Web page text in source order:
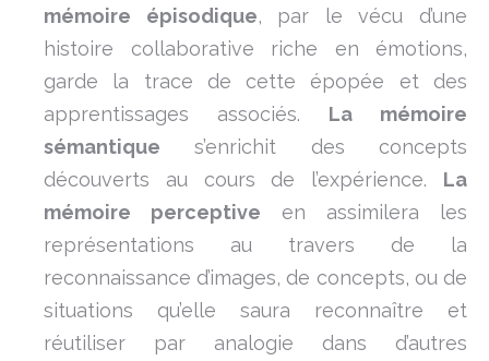
mémoire épisodique, par le vécu d’une
histoire collaborative riche en émotions,
garde la trace de cette épopée et des
apprentissages associés. La mémoire
sémantique s’enrichit des concepts
découverts au cours de l’expérience. La
mémoire perceptive en assimilera les
représentations au travers de la
reconnaissance d’images, de concepts, ou de
situations qu’elle saura reconnaître et
réutiliser par analogie dans d’autres